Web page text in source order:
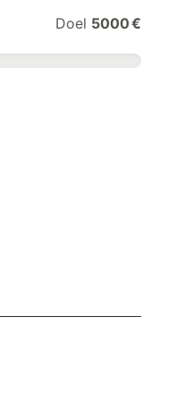
Doel 5000 €